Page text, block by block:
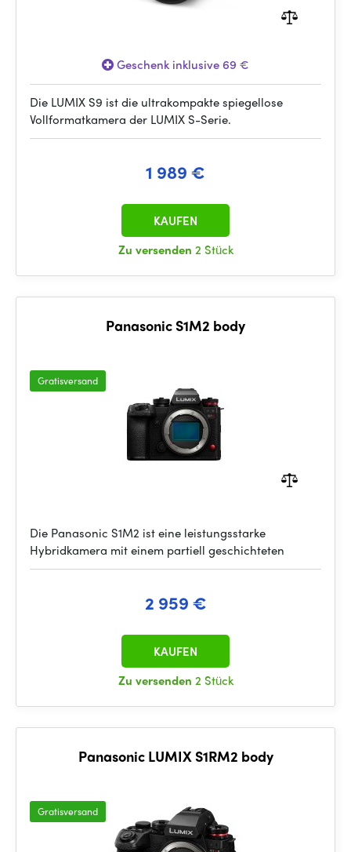
Geschenk inklusive 69 €
Die LUMIX S9 ist die ultrakompakte spiegellose
Vollformatkamera der LUMIX S-Serie.
1 989 €
Zu versenden 2 Stück
KAUFEN
Panasonic S1M2 body
Gratisversand
Die Panasonic S1M2 ist eine leistungsstarke
Hybridkamera mit einem partiell geschichteten
2 959 €
Zu versenden 2 Stück
KAUFEN
Panasonic LUMIX S1RM2 body
Gratisversand